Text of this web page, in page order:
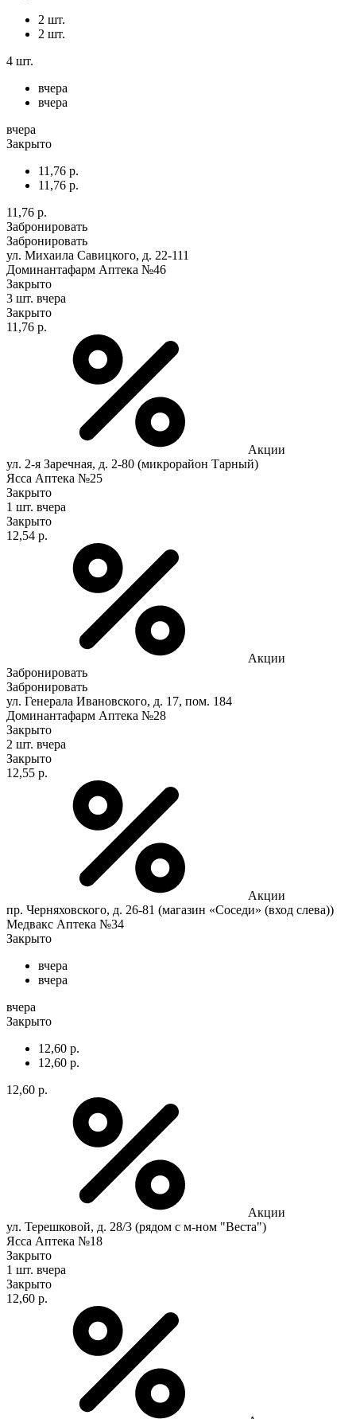
2 шт.
2 шт.
4 шт.
вчера
вчера
вчера
Закрыто
11,76 р.
11,76 р.
11,76 р.
Забронировать
Забронировать
ул. Михаила Савицкого, д. 22-111
Доминантафарм Аптека №46
Закрыто
3 шт. вчера
Закрыто
11,76 р.
Акции
ул. 2-я Заречная, д. 2-80 (микрорайон Тарный)
Ясса Аптека №25
Закрыто
1 шт. вчера
Закрыто
12,54 р.
Акции
Забронировать
Забронировать
ул. Генерала Ивановского, д. 17, пом. 184
Доминантафарм Аптека №28
Закрыто
2 шт. вчера
Закрыто
12,55 р.
Акции
пр. Черняховского, д. 26-81 (магазин «Соседи» (вход слева))
Медвакс Аптека №34
Закрыто
вчера
вчера
вчера
Закрыто
12,60 р.
12,60 р.
12,60 р.
Акции
ул. Терешковой, д. 28/3 (рядом с м-ном "Веста")
Ясса Аптека №18
Закрыто
1 шт. вчера
Закрыто
12,60 р.